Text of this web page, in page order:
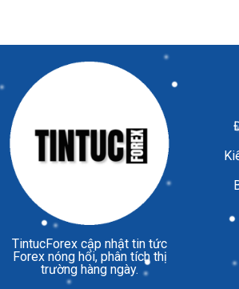
TintucForex cập nhật tin tức
Forex nóng hổi, phân tích thị
trường hàng ngày.